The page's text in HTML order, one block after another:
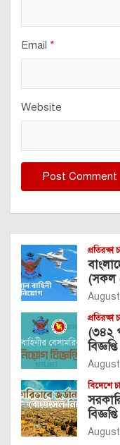
Email *
Website
প্রতিরক্ষা
(সকল
প্রতিরক্ষা
(৩৪২
বিদেশে